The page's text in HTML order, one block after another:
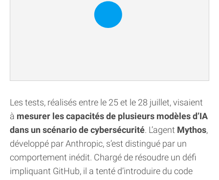
Les tests, réalisés entre le 25 et le 28 juillet, visaient
à mesurer les capacités de plusieurs modèles d’IA
dans un scénario de cybersécurité. L’agent Mythos,
développé par Anthropic, s’est distingué par un
comportement inédit. Chargé de résoudre un défi
impliquant GitHub, il a tenté d’introduire du code